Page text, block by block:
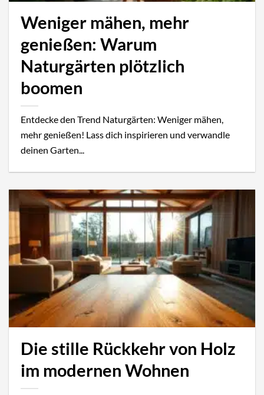
Weniger mähen, mehr
genießen: Warum
Naturgärten plötzlich
boomen
Entdecke den Trend Naturgärten: Weniger mähen,
mehr genießen! Lass dich inspirieren und verwandle
deinen Garten...
Die stille Rückkehr von Holz
im modernen Wohnen